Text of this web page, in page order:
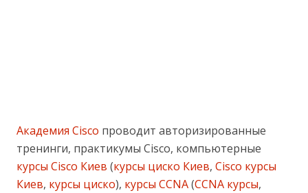
Академия Cisco проводит авторизированные
тренинги, практикумы Cisco, компьютерные
курсы Cisco Киев (курсы циско Киев, Cisco курсы
Киев, курсы циско), курсы CCNA(CCNA курсы,